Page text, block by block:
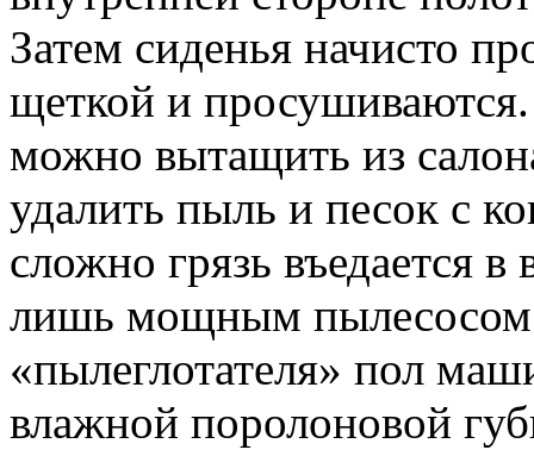
Затем сиденья начисто
щеткой и
можно вытащить из
удалить пыль и песок с
сложно грязь въедается
лишь мощным
«пылеглотателя» пол
влажной поролоновой